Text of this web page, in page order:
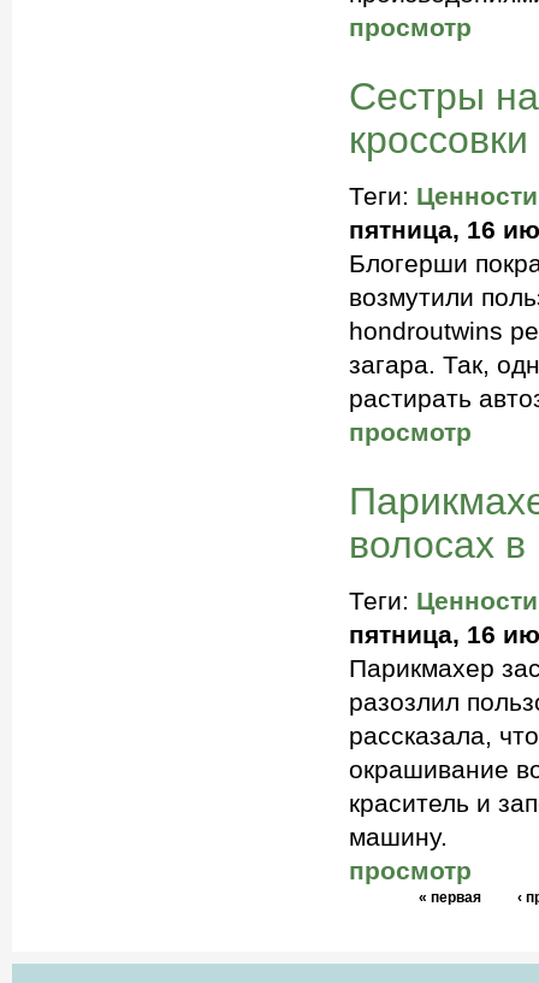
просмотр
Сестры
Теги: Ценности
пятница, 16
Блогерши
возмутили
hondroutwins
загара. Так,
растирать
просмотр
волосах
Теги: Ценности
пятница, 16
Парикмахер
разозлил
рассказала,
окрашивание
краситель и
машину.
просмотр
« первая ‹